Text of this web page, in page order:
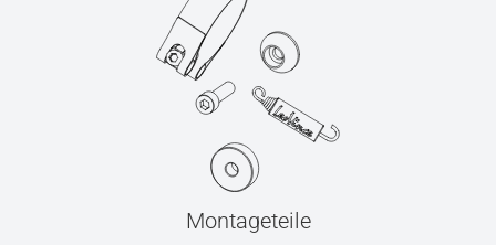
Montageteile